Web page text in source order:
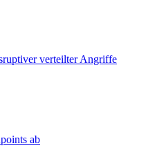
verteilter Angriffe
ab